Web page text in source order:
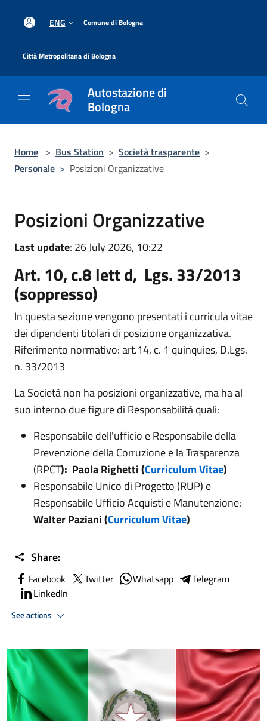
ENG Comune di Bologna
Città Metropolitana di Bologna
Autostazione di
Bologna
Home > Bus Station > Società trasparente >
Personale > Posizioni Organizzative
Posizioni Organizzative
Last update: 26 July 2026, 10:22
Art. 10, c.8 lett d, Lgs. 33/2013
(soppresso)
In questa sezione vengono presentati i curricula vitae
dei dipendenti titolari di posizione organizzativa.
Riferimento normativo: art.14, c. 1 quinquies, D.Lgs.
n. 33/2013
La Società non ha posizioni organizzative, ma ha al
suo interno due figure di Responsabilità quali:
Responsabile dell'ufficio e Responsabile della
Prevenzione della Corruzione e la Trasparenza
(RPCT): Paola Righetti (Curriculum Vitae)
Responsabile Unico di Progetto (RUP) e
Responsabile Ufficio Acquisti e Manutenzione:
Walter Paziani (Curriculum Vitae)
Share:
Facebook Twitter Whatsapp
Telegram
LinkedIn
See actions